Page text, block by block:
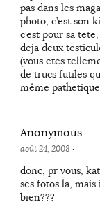
pas dans les
photo, c’est son
c’est pour sa
deja deux
(vous etes
de trucs futiles
même
Anonymous
août 24, 2008 ·
donc, pr vous,
ses fotos la,
bien???